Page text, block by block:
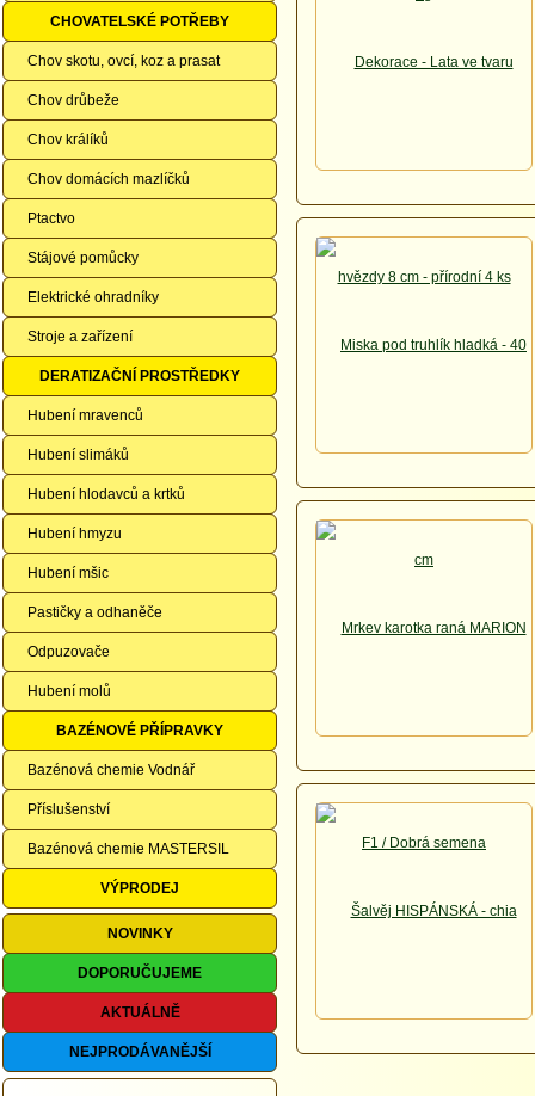
CHOVATELSKÉ POTŘEBY
Chov skotu, ovcí, koz a prasat
Chov drůbeže
Chov králíků
Chov domácích mazlíčků
Ptactvo
Stájové pomůcky
Elektrické ohradníky
Stroje a zařízení
DERATIZAČNÍ PROSTŘEDKY
Hubení mravenců
Hubení slimáků
Hubení hlodavců a krtků
Hubení hmyzu
Hubení mšic
Pastičky a odhaněče
Odpuzovače
Hubení molů
BAZÉNOVÉ PŘÍPRAVKY
Bazénová chemie Vodnář
Příslušenství
Bazénová chemie MASTERSIL
VÝPRODEJ
NOVINKY
DOPORUČUJEME
AKTUÁLNĚ
NEJPRODÁVANĚJŠÍ